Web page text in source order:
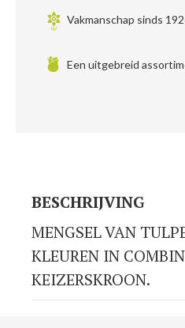
Vakmanschap sinds
Een uitgebreid
BESCHRIJVING
MENGSEL VAN
KLEUREN IN
KEIZERSKROON.